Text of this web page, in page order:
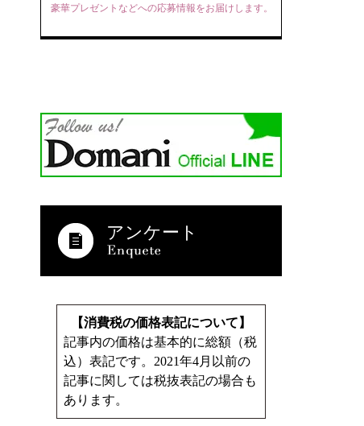
豪華プレゼントなどへの応募情報をお届けします。
アンケート
【消費税の価格表記について】
記事内の価格は基本的に総額（税
込）表記です。2021年4月以前の
記事に関しては税抜表記の場合も
あります。